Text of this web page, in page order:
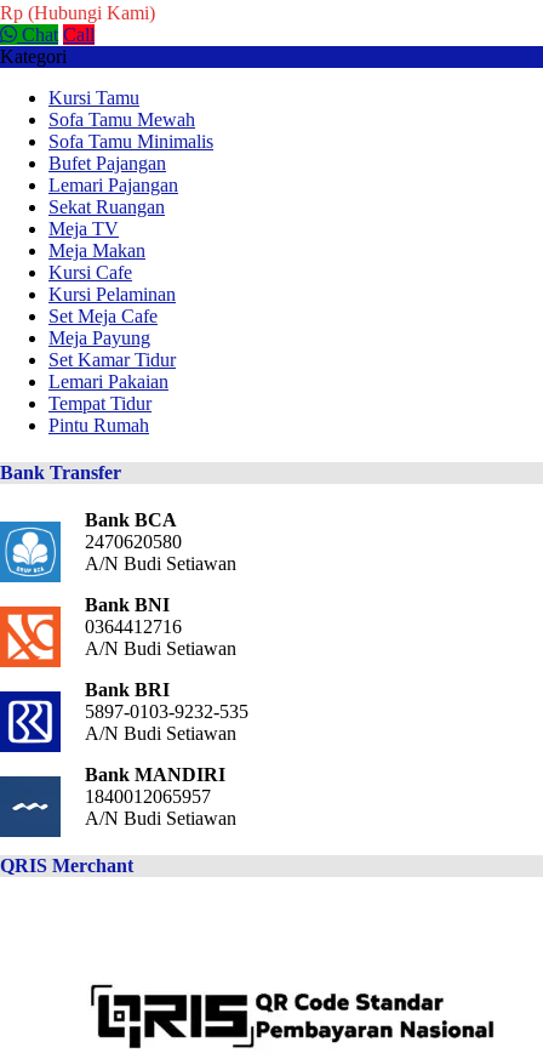
Rp (Hubungi Kami)
Chat Call
Kategori
Kursi Tamu
Sofa Tamu Mewah
Sofa Tamu Minimalis
Bufet Pajangan
Lemari Pajangan
Sekat Ruangan
Meja TV
Meja Makan
Kursi Cafe
Kursi Pelaminan
Set Meja Cafe
Meja Payung
Set Kamar Tidur
Lemari Pakaian
Tempat Tidur
Pintu Rumah
Bank Transfer
Bank BCA
2470620580
A/N Budi Setiawan
Bank BNI
0364412716
A/N Budi Setiawan
Bank BRI
5897-0103-9232-535
A/N Budi Setiawan
Bank MANDIRI
1840012065957
A/N Budi Setiawan
QRIS Merchant